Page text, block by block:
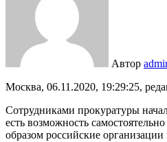
Автор
Москва, 06.11.2020, 19:29:25,
Сотрудниками прокуратуры
есть возможность
образом российские